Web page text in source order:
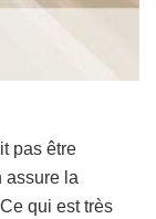
pas être
assure la
qui est très